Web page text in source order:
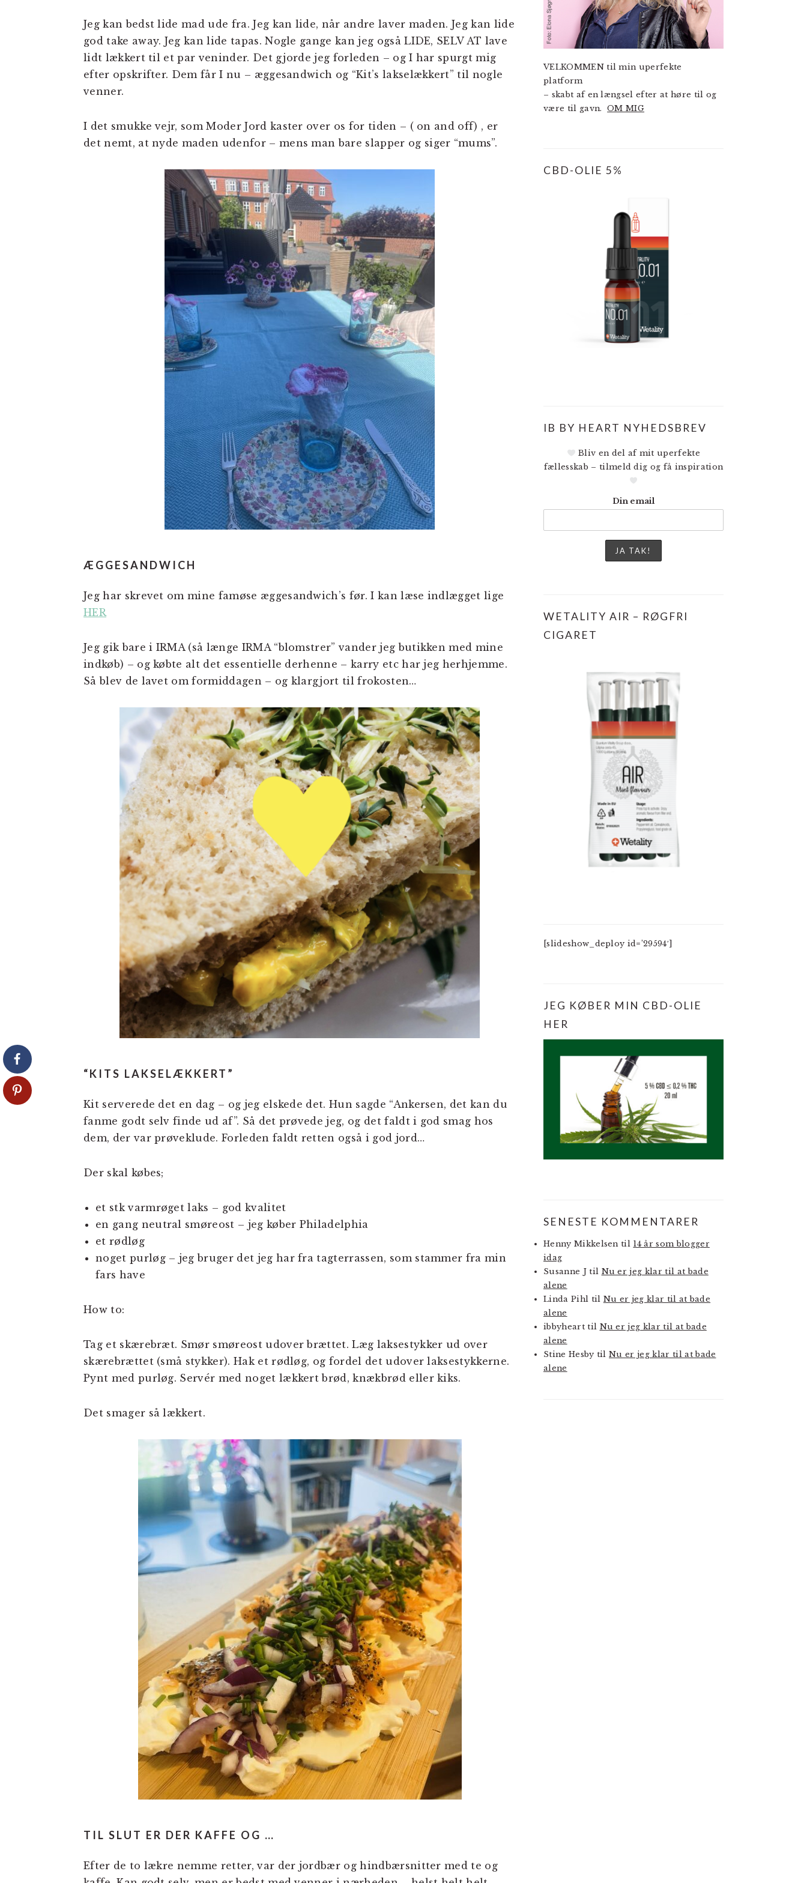
Jeg kan bedst lide mad ude fra. Jeg kan lide, når andre laver maden. Jeg kan lide
god take away. Jeg kan lide tapas. Nogle gange kan jeg også LIDE, SELV AT lave
lidt lækkert til et par veninder. Det gjorde jeg forleden – og I har spurgt mig
efter opskrifter. Dem får I nu – æggesandwich og “Kit’s lakselækkert” til nogle
venner.
I det smukke vejr, som Moder Jord kaster over os for tiden – ( on and off) , er
det nemt, at nyde maden udenfor – mens man bare slapper og siger “mums”.
ÆGGESANDWICH
Jeg har skrevet om mine famøse æggesandwich’s før. I kan læse indlægget lige
HER
Jeg gik bare i IRMA (så længe IRMA “blomstrer” vander jeg butikken med mine
indkøb) – og købte alt det essentielle derhenne – karry etc har jeg herhjemme.
Så blev de lavet om formiddagen – og klargjort til frokosten…
“KITS LAKSELÆKKERT”
Kit serverede det en dag – og jeg elskede det. Hun sagde “Ankersen, det kan du
fanme godt selv finde ud af”. Så det prøvede jeg, og det faldt i god smag hos
dem, der var prøveklude. Forleden faldt retten også i god jord…
Der skal købes;
et stk varmrøget laks – god kvalitet
en gang neutral smøreost – jeg køber Philadelphia
et rødløg
noget purløg – jeg bruger det jeg har fra tagterrassen, som stammer fra min
fars have
How to:
Tag et skærebræt. Smør smøreost udover brættet. Læg laksestykker ud over
skærebrættet (små stykker). Hak et rødløg, og fordel det udover laksestykkerne.
Pynt med purløg. Servér med noget lækkert brød, knækbrød eller kiks.
Det smager så lækkert.
TIL SLUT ER DER KAFFE OG …
Efter de to lækre nemme retter, var der jordbær og hindbærsnitter med te og
VELKOMMEN til min uperfekte
platform
– skabt af en længsel efter at høre til og
være til gavn.OM MIG
CBD-OLIE 5%
IB BY HEART NYHEDSBREV
Bliv en del af mit uperfekte
fællesskab – tilmeld dig og få inspiration
Din email
WETALITY AIR – RØGFRI
CIGARET
[slideshow_deploy id=’29594′]
JEG KØBER MIN CBD-OLIE
HER
SENESTE KOMMENTARER
Henny Mikkelsen til 14 år som blogger
idag
Susanne Jtil Nu er jeg klar til at bade
alene
Linda Pihl til Nu er jeg klar til at bade
alene
ibbyhearttil Nu er jeg klar til at bade
alene
Stine Hesby tilNu er jeg klar til at bade
alene